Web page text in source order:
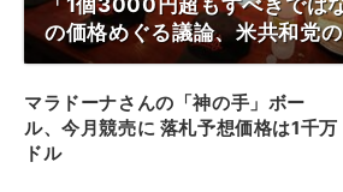
「1個3000円超もすべきでは
の価格めぐる議論、米共和党
マラドーナさんの「神の手」ボー
ル、今月競売に 落札予想価格は1千万
ドル